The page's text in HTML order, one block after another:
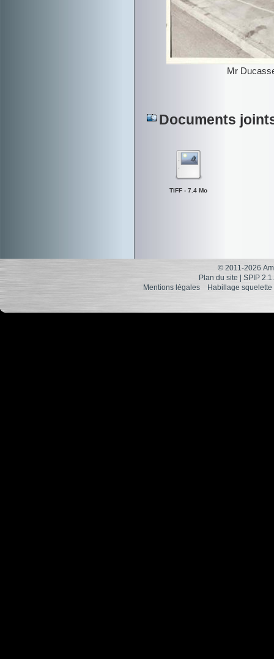
Mr
Documents
TIFF - 7.4 Mo
© 2011-2026
Plan du site
SPIP
Mentions légales Habillage